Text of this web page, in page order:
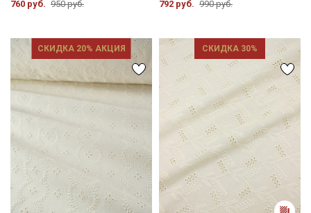
Цветопередача может отличаться от оригинального цвета
зависимости от партии.
760 руб. 950 руб. 792 руб. 990 руб.
СКИДКА 20% АКЦИЯ СКИДКА 30%
Секретная рассылка от Купава
Мы публикуем здесь дополнительные
промокоды и скидки до 30% на узкие
категории тканей